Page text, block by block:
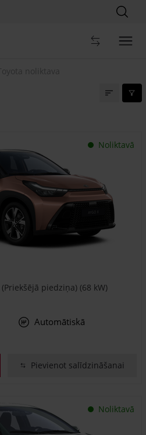
noliktava
Noliktavā
piedziņa) (68 kW)
Automātiskā
Pievienot salīdzināšanai
Noliktavā